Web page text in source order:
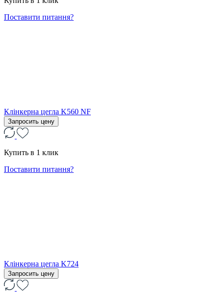
Поставити питання?
Клінкерна цегла K560 NF
Запросить цену
Купить в 1 клик
Поставити питання?
Клінкерна цегла K724
Запросить цену